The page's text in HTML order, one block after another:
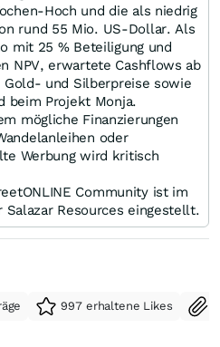
Hoch und die als niedrig
rund 55 Mio. US‑Dollar. Als
mit 25 % Beteiligung und
NPV, erwartete Cashflows ab
und Silberpreise sowie
beim Projekt Monja.
mögliche Finanzierungen
oder
Werbung wird kritisch
Community ist im
Salazar Resources eingestellt.
997 erhaltene Likes